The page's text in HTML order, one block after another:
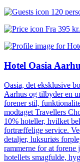
120
Fra 395 kr.
Hotel Oasia
Oasia, det eksklusive
Aarhus og tilbyder en
forener stil,
modtaget Travellers
10% hoteller, hvilket
fortræffelige service.
detaljer, luksuriøs
rammerne for at forene
hotellets smagfulde,